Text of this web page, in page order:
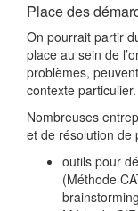
Place des
On pourrait partir
place au sein de
problèmes, peuvent
contexte particulier.
Nombreuses
et de résolution de
outils pour
(Méthode